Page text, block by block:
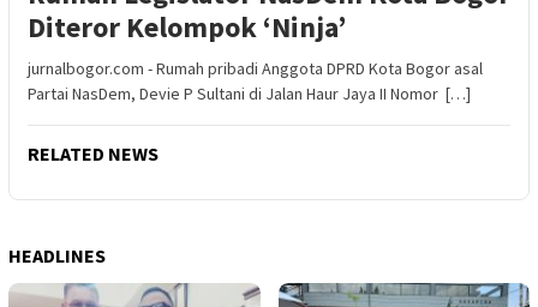
Diteror Kelompok ‘Ninja’
jurnalbogor.com - Rumah pribadi Anggota DPRD Kota Bogor asal
Partai NasDem, Devie P Sultani di Jalan Haur Jaya II Nomor […]
RELATED NEWS
HEADLINES